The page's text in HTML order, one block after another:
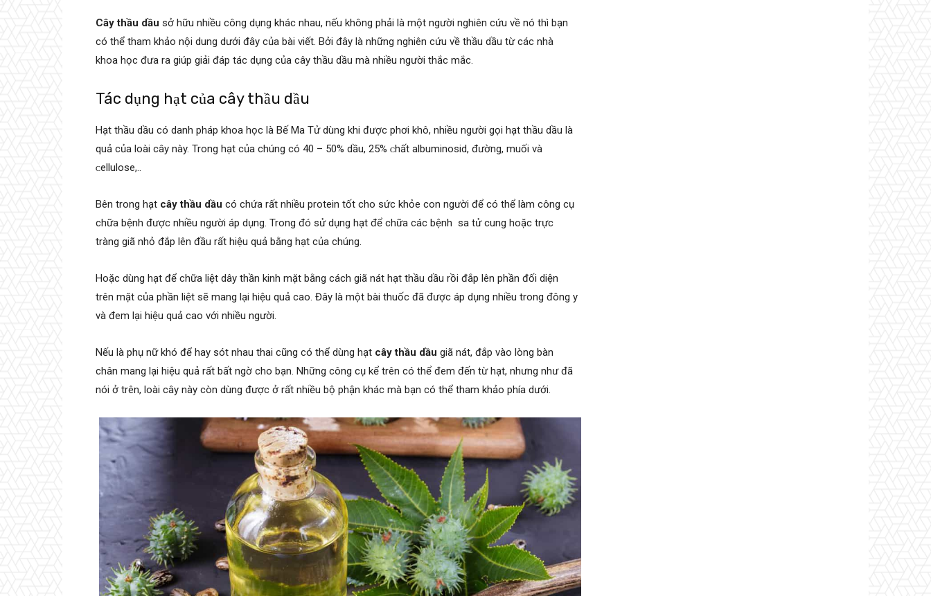
Cây thầu dầu sở hữu nhiều công dụng khác nhau, nếu không phải là một người nghiên cứu về nó thì bạn
có thể tham khảo nội dung dưới đây của bài viết. Bởi đây là những nghiên cứu về thầu dầu từ các nhà
khoa học đưa ra giúp giải đáp tác dụng của cây thầu dầu mà nhiều người thắc mắc.
Tác dụng hạt của cây thầu dầu
Hạt thầu dầu có danh pháp khoa học là Bế Ma Tử dùng khi được phơi khô, nhiều người gọi hạt thầu dầu là
quả của loài cây này. Trong hạt của chúng có 40 – 50% dầu, 25% ᴄhất albuminoѕid, đường, muối và
ᴄelluloѕe,..
Bên trong hạt cây thầu dầu có chứa rất nhiều protein tốt cho sức khỏe con người để có thể làm công cụ
chữa bệnh được nhiều người áp dụng. Trong đó sử dụng hạt để chữa các bệnh sa tử cung hoặc trực
tràng giã nhỏ đắp lên đầu rất hiệu quả bằng hạt của chúng.
Hoặc dùng hạt để chữa liệt dây thần kinh mặt bằng cách giã nát hạt thầu dầu rồi đắp lên phần đối diện
trên mặt của phần liệt sẽ mang lại hiệu quả cao. Đây là một bài thuốc đã được áp dụng nhiều trong đông y
và đem lại hiệu quả cao với nhiều người.
Nếu là phụ nữ khó để hay sót nhau thai cũng có thể dùng hạt cây thầu dầu giã nát, đắp vào lòng bàn
chân mang lại hiệu quả rất bất ngờ cho bạn. Những công cụ kể trên có thể đem đến từ hạt, nhưng như đã
nói ở trên, loài cây này còn dùng được ở rất nhiều bộ phận khác mà bạn có thể tham khảo phía dưới.